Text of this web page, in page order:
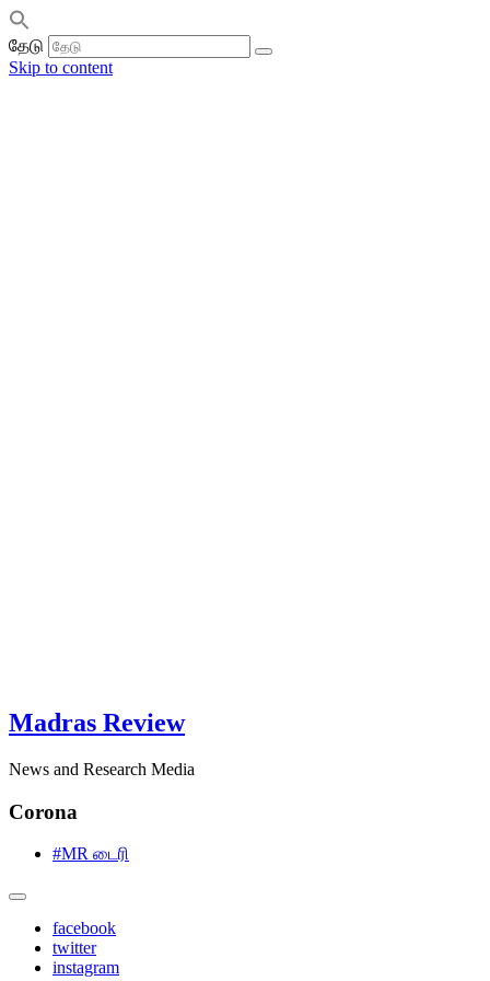
தேடு
Skip to content
Madras Review
News and Research Media
Corona
#MR டைரி
facebook
twitter
instagram